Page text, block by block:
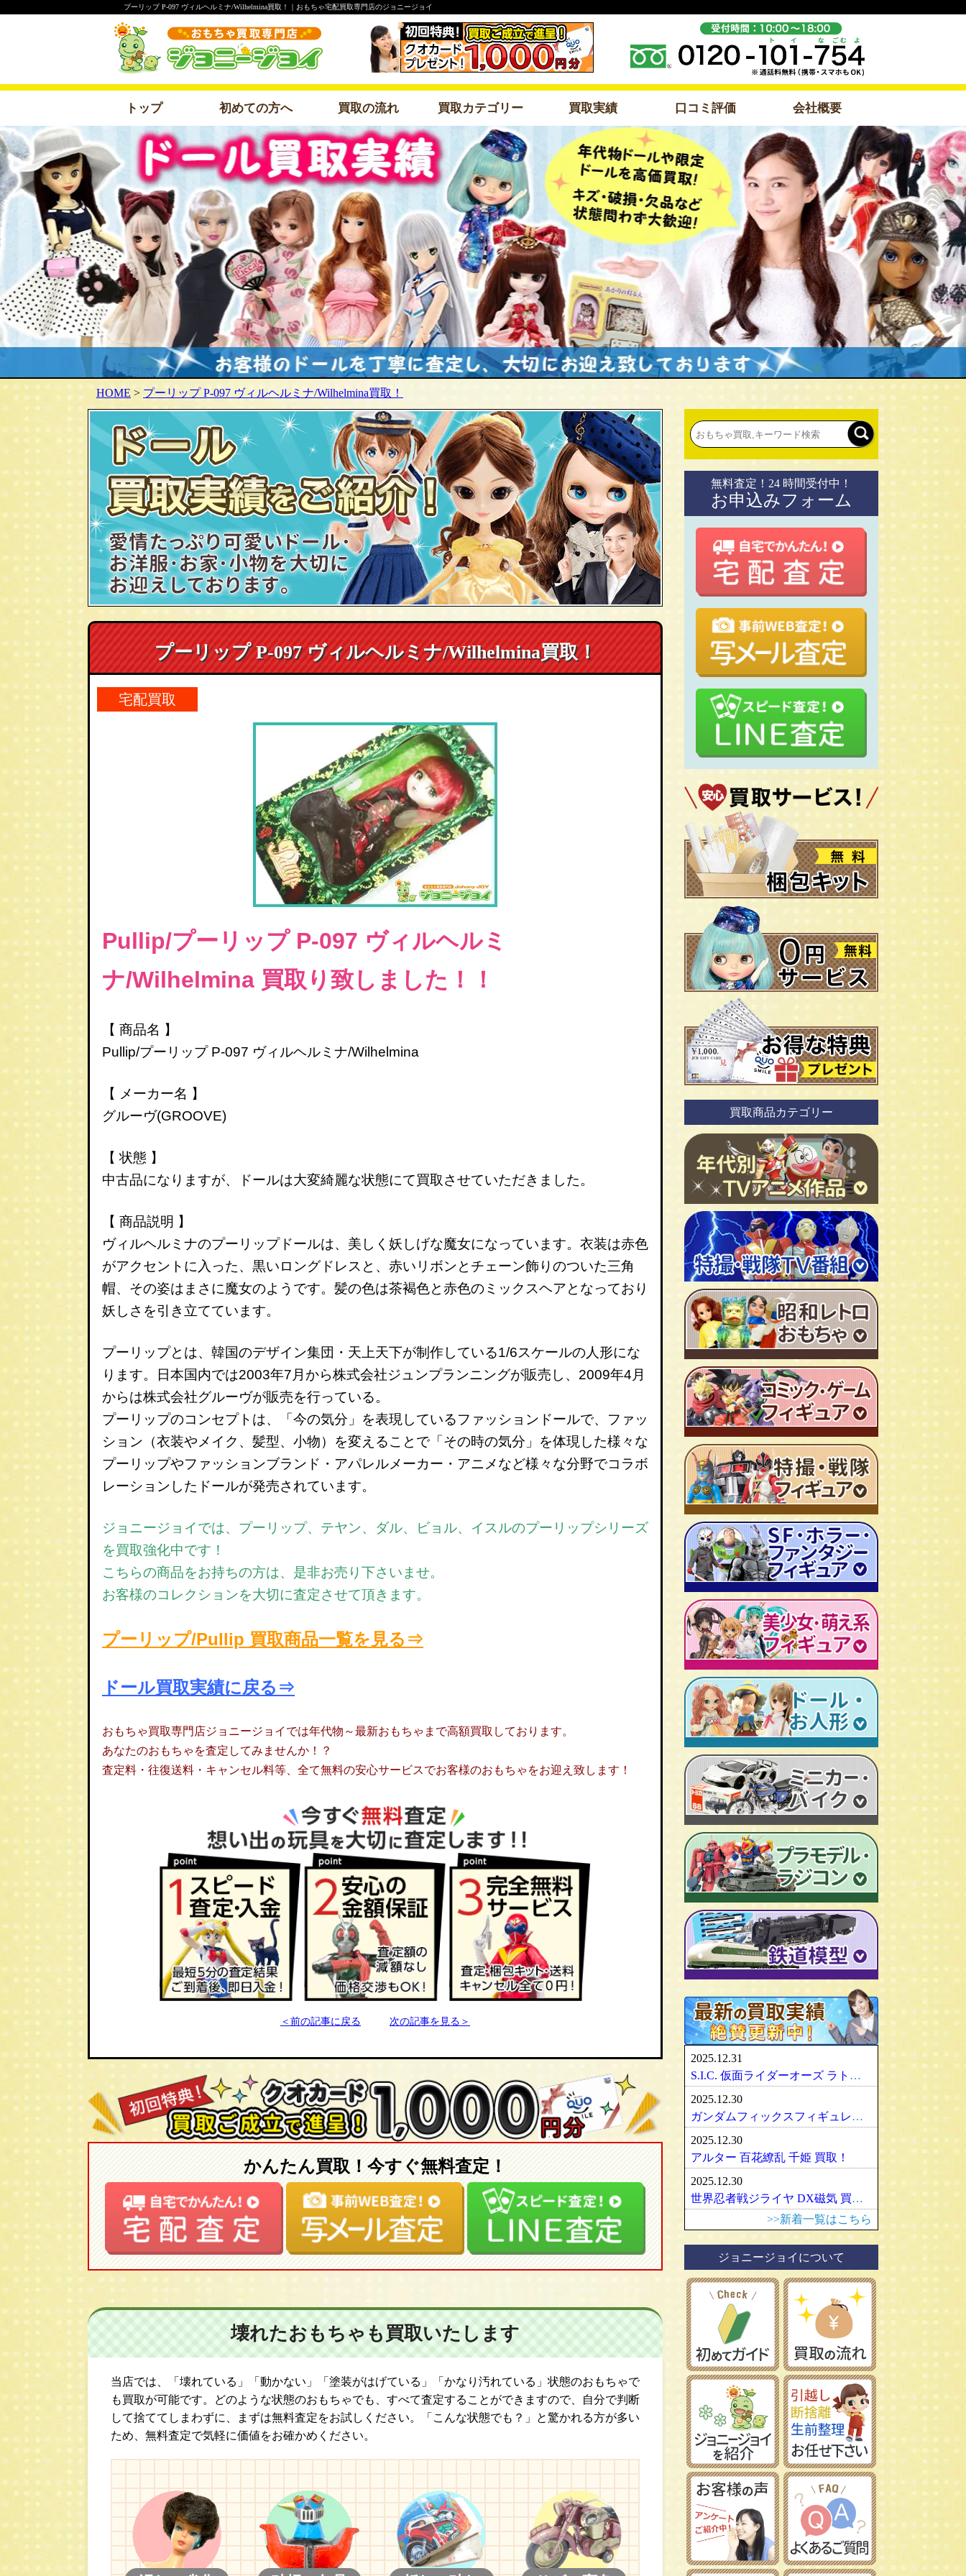
プーリップ P-097 ヴィルヘルミナ/Wilhelmina買取！｜おもちゃ宅配買取専門店のジョニージョイ
トップ 初めての方へ 買取の流れ 買取カテゴリー 買取実績 口コミ評価 会社概要
HOME > プーリップ P-097 ヴィルヘルミナ/Wilhelmina買取！
プーリップ P-097 ヴィルヘルミナ/Wilhelmina買取！
宅配買取
Pullip/プーリップ P-097 ヴィルヘルミ
ナ/Wilhelmina 買取り致しました！！
【 商品名 】
Pullip/プーリップ P-097 ヴィルヘルミナ/Wilhelmina
【 メーカー名 】
グルーヴ(GROOVE)
【 状態 】
中古品になりますが、ドールは大変綺麗な状態にて買取させていただきました。
【 商品説明 】
ヴィルヘルミナのプーリップドールは、美しく妖しげな魔女になっています。衣装は赤色
がアクセントに入った、黒いロングドレスと、赤いリボンとチェーン飾りのついた三角
帽、その姿はまさに魔女のようです。髪の色は茶褐色と赤色のミックスヘアとなっており
妖しさを引き立てています。
プーリップとは、韓国のデザイン集団・天上天下が制作している1/6スケールの人形にな
ります。日本国内では2003年7月から株式会社ジュンプランニングが販売し、2009年4月
からは株式会社グルーヴが販売を行っている。
プーリップのコンセプトは、「今の気分」を表現しているファッションドールで、ファッ
ション（衣装やメイク、髪型、小物）を変えることで「その時の気分」を体現した様々な
プーリップやファッションブランド・アパレルメーカー・アニメなど様々な分野でコラボ
レーションしたドールが発売されています。
ジョニージョイでは、プーリップ、テヤン、ダル、ビョル、イスルのプーリップシリーズ
を買取強化中です！
こちらの商品をお持ちの方は、是非お売り下さいませ。
お客様のコレクションを大切に査定させて頂きます。
プーリップ/Pullip 買取商品一覧を見る⇒
ドール買取実績に戻る⇒
おもちゃ買取専門店ジョニージョイでは年代物～最新おもちゃまで高額買取しております。
あなたのおもちゃを査定してみませんか！？
査定料・往復送料・キャンセル料等、全て無料の安心サービスでお客様のおもちゃをお迎え致します！
＜前の記事に戻る 次の記事を見る＞
かんたん買取！今すぐ無料査定！
壊れたおもちゃも買取いたします
当店では、「壊れている」「動かない」「塗装がはげている」「かなり汚れている」状態のおもちゃで
も買取が可能です。どのような状態のおもちゃでも、すべて査定することができますので、自分で判断
して捨ててしまわずに、まずは無料査定をお試しください。「こんな状態でも？」と驚かれる方が多い
ため、無料査定で気軽に価値をお確かめください。
無料査定！24 時間受付中！
お申込みフォーム
買取商品カテゴリー
ＴＶアニメ作品 1960年代
ＴＶアニメ作品 1970年代
ＴＶアニメ作品 1980年代
特撮・戦隊 TV番組 1960年代
超合金・DX超合金
ソフビ
広告ノベルティグッズ
ジャンボマシンダー
キャラクター消しゴム
ビックリマンシール
ダイアクロン
変身サイボーグ
昭和レトロなミニカー
ミクロマン
レトロプラモデル
旧トランスフォーマー
ビンテージ セルロイド人形
仮面ライダーカード
マルサン/MARUSAN
ブルマァク/BULLMARK
ポピー/POPY
旧タカラ/TAKARA
旧バンダイ/BANDAI
タカトクトイス/T.T
中嶋製作所
ヨネザワ/米澤玩具
ワンピース/ONE PIECE
聖闘士聖矢
キン肉マン
ドラゴンボール
北斗の拳
ルパン三世
鉄人28号
新世紀エヴァンゲリオン
AKIRA/アキラ
ドラゴンクエスト
ファイナルファンタジー/FF
P.O.P
RAH
CCP キン肉マン
超像可動
聖闘士聖衣神話
Figuarts/フィギュアーツ
ワールドコレクタブル
プレイモービル
仮面ライダー
ゴジラ
人造人間キカイダー
牙狼-GARO
機動戦士ガンダム
マジンガーＺ
ゲッターロボ
トランスフォーマー
マクロス
メタルヒーローシリーズ
スーパー戦隊
超合金魂
ROBOT魂
RAH
マスターピース
M1号
S.H.モンスターアーツ
ULTRA-ACT
SDX
スターウォーズ
プレデター/PREDATOR
エイリアン/ALIEN
ターミネーター
ロボコップ
バットマン
グレムリン
バイオハザード
ディズニー
リビングデッドドールズ/LDD
ホットトイズ/HOT TOYS
サイドショウ/SIDE SHOW
パリセイズ/PALISADES
メズコ/MEZCO
プレイアーツ/PLAY ARTS
RAH
VCD
セーラームーン
魔法少女まどか☆マギカ
フェイト/Fate
武装神姫
魔法少女リリカルなのは
艦隊これくしょん -艦これ-
けいおん！
すーぱーそに子
一騎当千
東方Project
涼宮ハルヒの憂鬱
化物語・偽物語
百花繚乱
アルター/ALTER
グッドスマイルカンパニー
壽屋/コトブキヤ
グリフォンエンタープライズ
フリーイング/FREEing
やまと/YAMATO
ダイキ工業/DAIKI
ブライス/Blythe
スーパードルフィー/ドルフィードリーム
アゾンドール/AZONE
モモコ/momoko
ハイブリッドアクティブ/HAF
えっくす☆きゅーと
ピュアニーモ
リカちゃん
バービー
シルバニアファミリー
マドレーヌちゃん
ベアブリック・BE＠RBRICK
メディコムトイ
セキグチ
ペットワークス/PetWORKs
やまと/YAMATO
ママチャップトイ
オビツドール/OBITSU
トミカ/TOMICA
エブロ/EBBRO
ミニチャンプス
hpiレーシング
ノレブ/NOREV
ダイヤペット/Diapet
アオシマ / DISM
ブラーゴ/Bburago
ヘルパ/herpa
大盛屋 ミクロペット
イクソ/IXO
ﾋﾞｰﾋﾞｰｱｰﾙ/BBR
アメリカ車
イタリア車
フランス車
ガンダム/GUNDAM
アーマード・コア
スーパーロボット大戦
魔神英雄伝ワタル
車・バイク
戦車・軍用機・軍艦
旅客機/飛行機
船・ボート
建築物
デコトラ
ミニ四駆
タミヤ/田宮模型
ハセガワ/長谷川製作所
フジミ模型/FUJIMI
アオシマ/青島文化教材社
イマイ/IMAI /今井科学
コトブキヤ/壽屋
イタレリ/ITALERI
レベル/Revell
カトー/KATO
トミックス/TOMIX
ﾏｲｸﾛｴｰｽ/MICRO ACE
ｸﾞﾘｰﾝﾏｯｸｽ/GREENMAX
ワールド工芸
Bトレインショーティー
モデモ/MODEMO
エンドウ/TER
ピノチオ模型
鉄道模型社
レーマン/LGB
Ｎゲージ
ＨＯゲージ
Ｚゲージ
車両パーツ
ストラクチャー
Ｇゲージ
Ｏゲージ
2025.12.31
S.I.C. 仮面ライダーオーズ ラトラーターコンボ買取
2025.12.30
ガンダムフィックスフィギュレーション GFF おまとめ買取！
2025.12.30
アルター 百花繚乱 千姫 買取！
2025.12.30
世界忍者戦ジライヤ DX磁気 買取！
>>新着一覧はこちら
ジョニージョイについて